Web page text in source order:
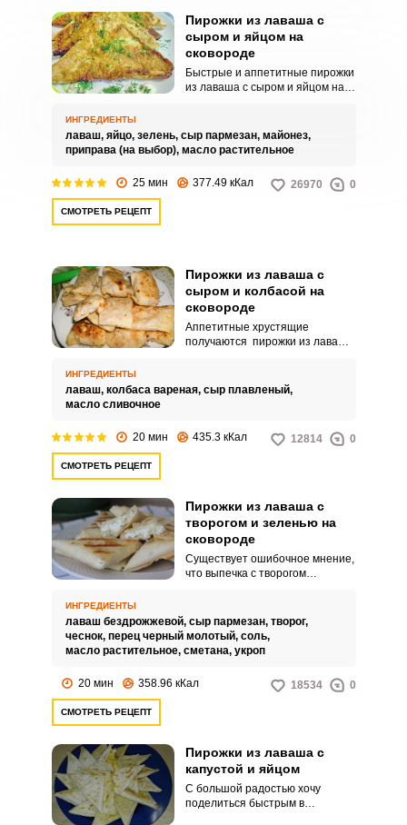
Пирожки из лаваша с
сыром и яйцом на
сковороде
Быстрые и аппетитные пирожки
из лаваша с сыром и яйцом на
ИНГРЕДИЕНТЫ
лаваш, яйцо, зелень, сыр пармезан, майонез,
приправа (на выбор), масло растительное
25 мин 377.49 кКал 26970 0
СМОТРЕТЬ РЕЦЕПТ
Пирожки из лаваша с
сыром и колбасой на
сковороде
Аппетитные хрустящие
получаются пирожки из лаваша
колбасы и сыра понравится
ИНГРЕДИЕНТЫ
лаваш, колбаса вареная, сыр плавленый,
масло сливочное
20 мин 435.3 кКал 12814 0
СМОТРЕТЬ РЕЦЕПТ
Пирожки из лаваша с
творогом и зеленью на
сковороде
Существует ошибочное мнение,
что выпечка с творогом
необыкновенно вкусные и
аппетитные пирожки из лаваша
с творогом и зеленью на
брать с собой в поездку или на
пикник.
ИНГРЕДИЕНТЫ
лаваш бездрожжевой, сыр пармезан, творог,
чеснок, перец черный молотый, соль,
масло растительное, сметана, укроп
20 мин 358.96 кКал 18534 0
СМОТРЕТЬ РЕЦЕПТ
Пирожки из лаваша с
капустой и яйцом
С большой радостью хочу
поделиться быстрым в